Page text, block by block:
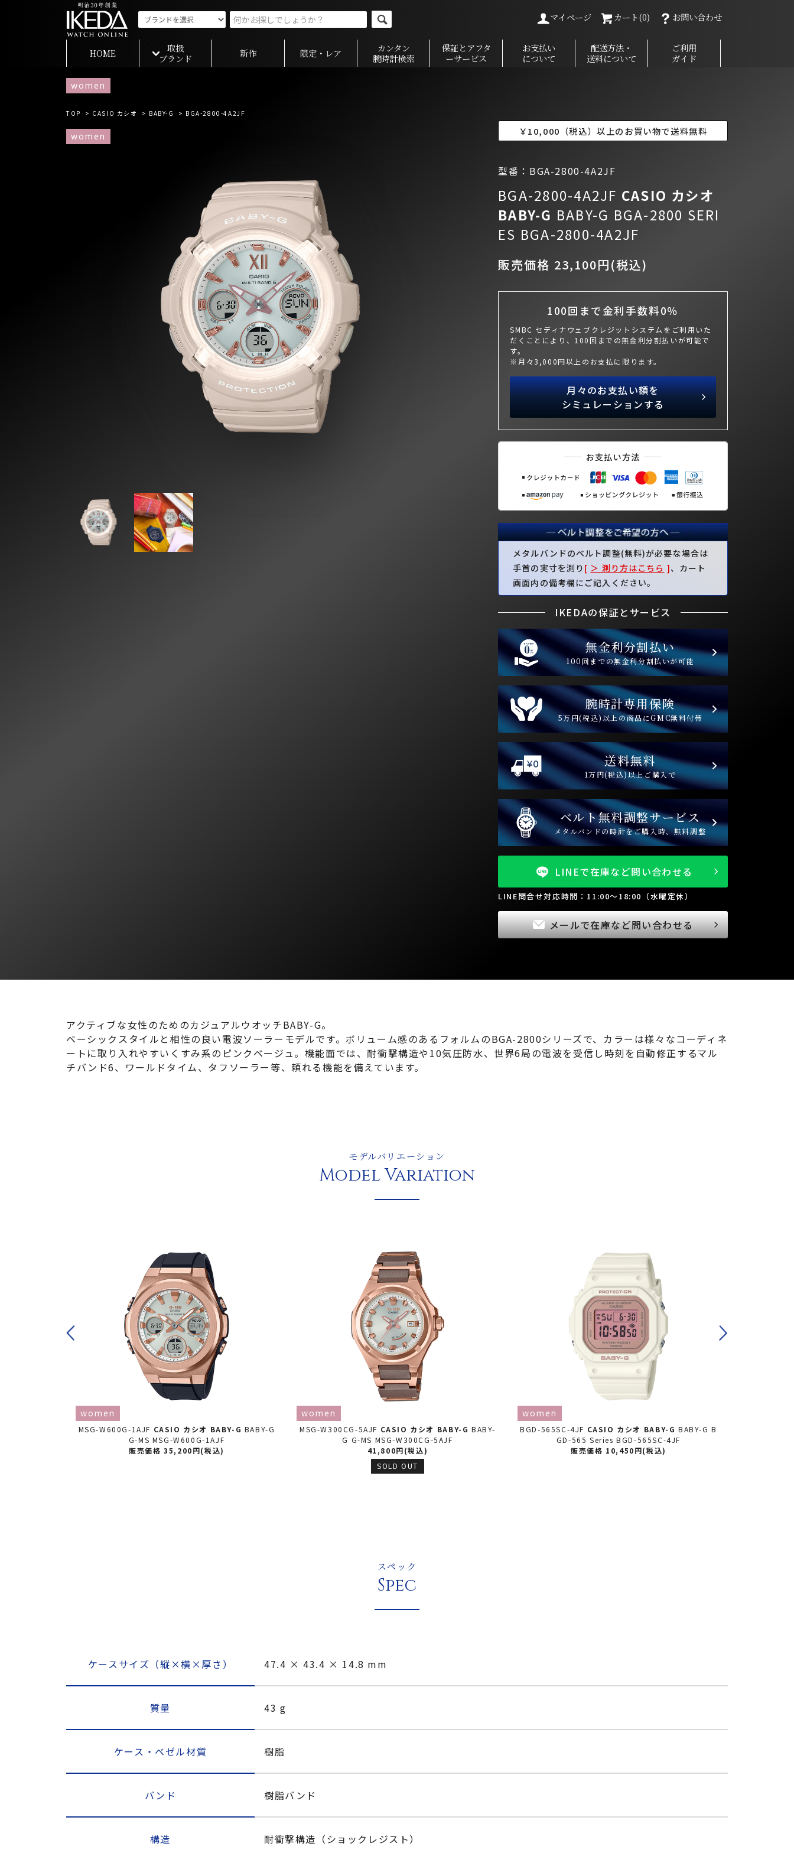
マイページ カート(0) お問い合わせ
HOME
取扱
ブランド
新作 限定・レア
カンタン
腕時計検索
保証とアフタ
ーサービス
お支払い
について
配送方法・
送料について
ご利用
ガイド
women
TOP > CASIO カシオ > BABY-G > BGA-2800-4A2JF
women ￥10,000（税込）以上のお買い物で送料無料
型番：BGA-2800-4A2JF
BGA-2800-4A2JF CASIO カシオ
BABY-G BABY-G BGA-2800 SERI
ES BGA-2800-4A2JF
販売価格 23,100円(税込)
100回まで金利手数料0％
SMBC セディナウェブクレジットシステムをご利用いた
だくことにより、100回までの無金利分割払いが可能で
す。
※月々3,000円以上のお支払に限ります。
月々のお支払い額を
シミュレーションする
メタルバンドのベルト調整(無料)が必要な場合は
手首の実寸を測り [ ＞ 測り方はこちら ]、カート
画面内の備考欄にご記入ください。
IKEDAの保証とサービス
無金利分割払い
100回までの無金利分割払いが可能
腕時計専用保険
5万円(税込)以上の商品にGMC無料付帯
送料無料
1万円(税込)以上ご購入で
ベルト無料調整サービス
メタルバンドの時計をご購入時、無料調整
LINEで在庫など問い合わせる
LINE問合せ対応時間：11:00～18:00（水曜定休）
メールで在庫など問い合わせる
アクティブな女性のためのカジュアルウオッチBABY-G。
ベーシックスタイルと相性の良い電波ソーラーモデルです。ボリューム感のあるフォルムのBGA-2800シリーズで、カラーは様々なコーディネ
ートに取り入れやすいくすみ系のピンクベージュ。機能面では、耐衝撃構造や10気圧防水、世界6局の電波を受信し時刻を自動修正するマル
チバンド6、ワールドタイム、タフソーラー等、頼れる機能を備えています。
モデルバリエーション
Model Variation
MSG-W600G-1AJF CASIO カシオ BABY-G BABY-G
G-MS MSG-W600G-1AJF
women
販売価格 35,200円(税込)
MSG-W300CG-5AJF CASIO カシオ BABY-G BABY-
G G-MS MSG-W300CG-5AJF
women
41,800円(税込)
SOLD OUT
BGD-565SC-4JF CASIO カシオ BABY-G BABY-G B
GD-565 Series BGD-565SC-4JF
women
販売価格 10,450円(税込)
スペック
Spec
ケースサイズ（縦×横×厚さ） 47.4 × 43.4 × 14.8 mm
質量 43 g
ケース・ベゼル材質 樹脂
バンド 樹脂バンド
構造 耐衝撃構造（ショックレジスト）